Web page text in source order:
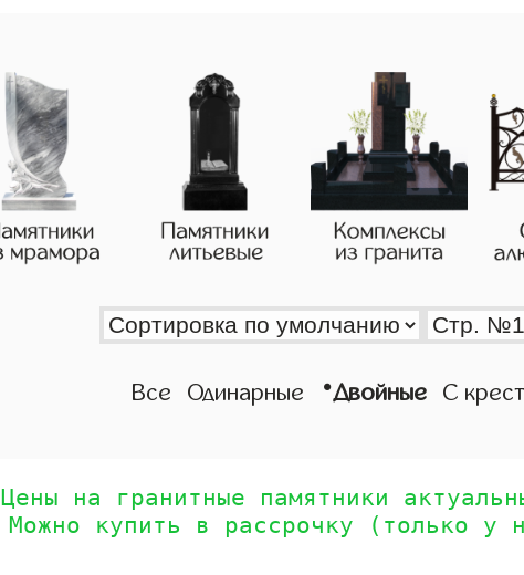
Все Одинарные •Двойные С
Цены на гранитные памятники
Можно купить в рассрочку (только у